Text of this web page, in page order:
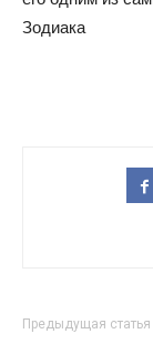
Зодиака
Предыдущая статья